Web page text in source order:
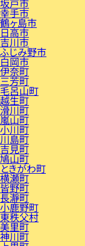
坂戸市
幸手市
鶴ヶ島市
日高市
吉川市
ふじみ野市
白岡市
伊奈町
三芳町
毛呂山町
越生町
滑川町
嵐山町
小川町
川島町
吉見町
鳩山町
ときがわ町
横瀬町
皆野町
長瀞町
小鹿野町
東秩父村
美里町
神川町